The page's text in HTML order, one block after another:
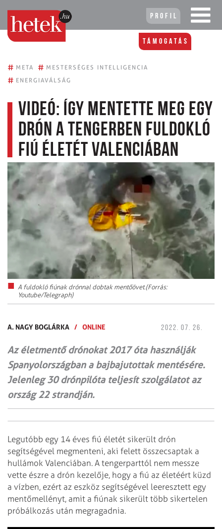
Profil
Támogatás
# META # MESTERSÉGES INTELLIGENCIA
# ENERGIAVÁLSÁG
Videó: így mentette meg egy
drón a tengerben fuldokló
fiú életét Valenciában
A fuldokló fiúnak drónnal dobtak mentőövet.(Forrás:
Youtube/Telegraph)
A. NAGY BOGLÁRKA / ONLINE 2022. 07. 26.
Az életmentő drónokat 2017 óta használják
Spanyolországban a bajbajutottak mentésére.
Jelenleg 30 drónpilóta teljesít szolgálatot az
ország 22 strandján.
Legutóbb egy 14 éves fiú életét sikerült drón
segítségével megmenteni, aki felett összecsaptak a
hullámok Valenciában. A tengerparttól nem messze
vette észre a drón kezelője, hogy a fiú az életéért küzd
a vízben, ezért az eszköz segítségével leeresztett egy
mentőmellényt, amit a fiúnak sikerült több sikertelen
próbálkozás után megragadnia.